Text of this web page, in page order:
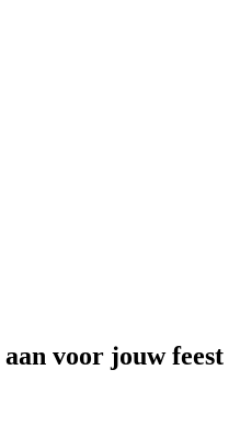
aan voor jouw feest